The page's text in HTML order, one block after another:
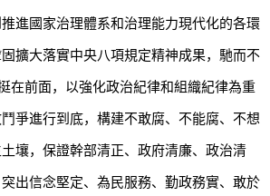
進國家治理體系和治理能力現代化的各環
擴大落實中央八項規定精神成果，馳而不
在前面，以強化政治紀律和組織紀律為重
爭進行到底，構建不敢腐、不能腐、不想
壤，保證幹部清正、政府清廉、政治清
出信念堅定、為民服務、勤政務實、敢於